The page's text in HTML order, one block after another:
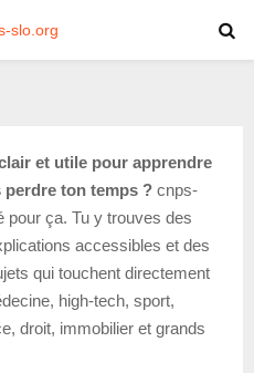
et utile pour apprendre
perdre ton temps ? cnps-
pour ça. Tu y trouves des
accessibles et des
qui touchent directement
high-tech, sport,
droit, immobilier et grands